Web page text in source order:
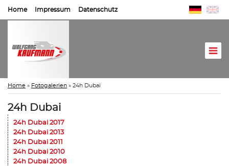
Home Impressum Datenschutz
Home » Fotogalerien » 24h Dubai
24h Dubai
24h Dubai 2017
24h Dubai 2013
24h Dubai 2011
24h Dubai 2010
24h Dubai 2008